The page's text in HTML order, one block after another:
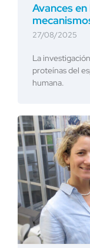
Avances
27/08/2025
La
proteínas del
humana.